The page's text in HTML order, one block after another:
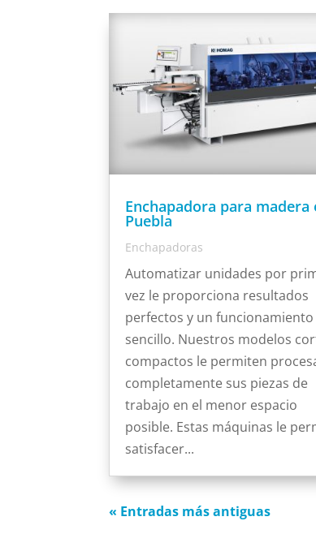
Enchapadora para madera
Puebla
Enchapadoras
Automatizar unidades por
vez le proporciona resultados
perfectos y un funcionamiento
sencillo. Nuestros modelos
compactos le permiten
completamente sus piezas de
trabajo en el menor espacio
posible. Estas máquinas le
satisfacer...
« Entradas más antiguas